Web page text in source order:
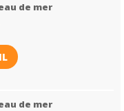
eau de mer
eau de mer